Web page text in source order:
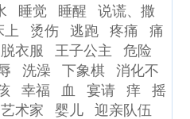
睡觉 睡醒
说谎、撒
上 烫伤 逃跑 疼痛
痛
脱衣服 王子公主
危险
洗澡 下象棋
消化不
幸福 血 宴请 痒
摇
艺术家 婴儿
迎亲队伍